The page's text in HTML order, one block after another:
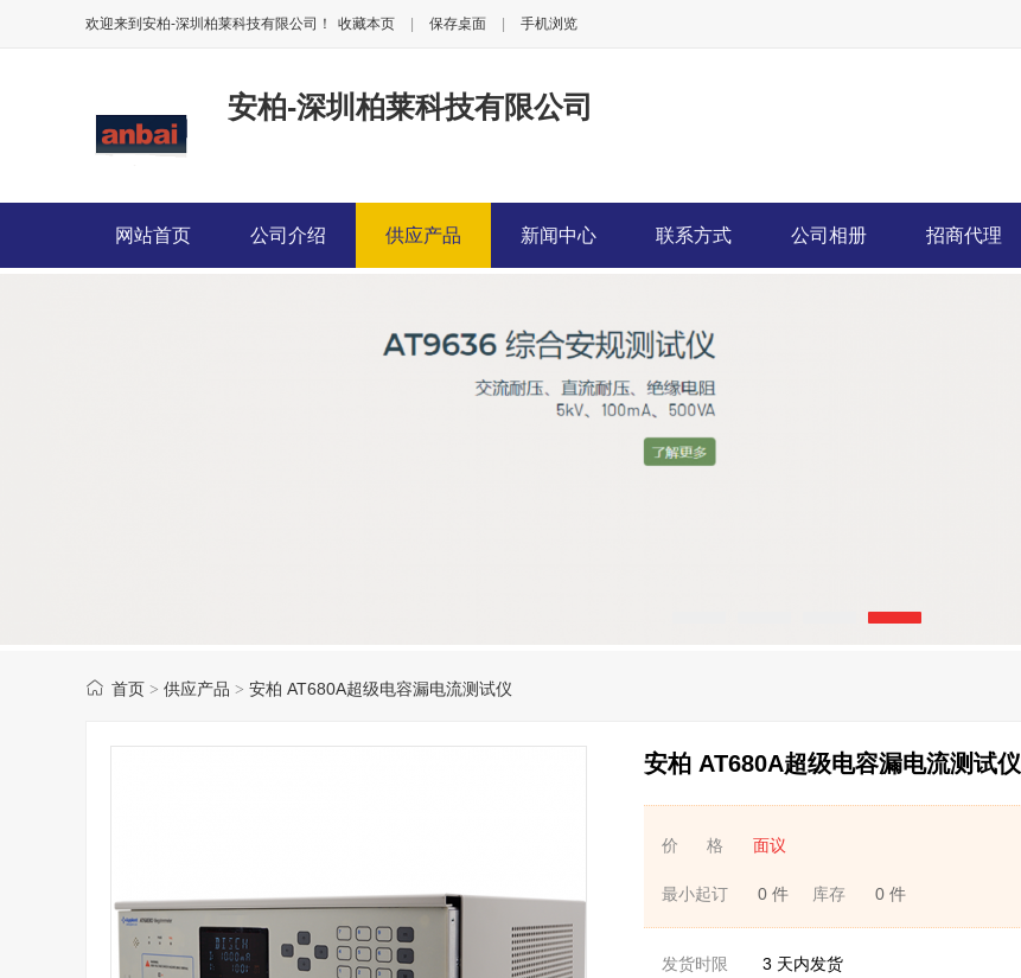
欢迎来到安柏-深圳柏莱科技有限公司！ 收藏本页 保存桌面 手机浏览
安柏-深圳柏莱科技有限公司
网站首页 公司介绍 供应产品 新闻中心 联系方式 公司相册 招商代理
首页 > 供应产品 > 安柏 AT680A超级电容漏电流测试仪
安柏 AT680A超级电容漏电流测试仪
价 格 面议
最小起订 0 件 库存 0 件
发货时限 3 天内发货